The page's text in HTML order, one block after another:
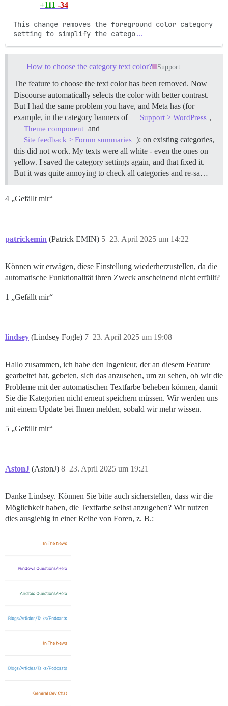
+111 -34
This change removes the foreground color category
setting to simplify the catego …
How to choose the category text color? Support
The feature to choose the text color has been removed. Now
Discourse automatically selects the color with better contrast.
But I had the same problem you have, and Meta has (for
example, in the category banners of
Support > WordPress ,
Theme component and
Site feedback > Forum summaries ): on existing categories,
this did not work. My texts were all white - even the ones on
yellow. I saved the category settings again, and that fixed it.
But it was quite annoying to check all categories and re-sa…
4 „Gefällt mir“
patrickemin (Patrick EMIN) 23. April 2025 um 14:22
5
Können wir erwägen, diese Einstellung wiederherzustellen, da die
automatische Funktionalität ihren Zweck anscheinend nicht erfüllt?
1 „Gefällt mir“
lindsey (Lindsey Fogle) 23. April 2025 um 19:08
7
Hallo zusammen, ich habe den Ingenieur, der an diesem Feature
gearbeitet hat, gebeten, sich das anzusehen, um zu sehen, ob wir die
Probleme mit der automatischen Textfarbe beheben können, damit
Sie die Kategorien nicht erneut speichern müssen. Wir werden uns
mit einem Update bei Ihnen melden, sobald wir mehr wissen.
5 „Gefällt mir“
AstonJ (AstonJ) 23. April 2025 um 19:21
8
Danke Lindsey. Können Sie bitte auch sicherstellen, dass wir die
Möglichkeit haben, die Textfarbe selbst anzugeben? Wir nutzen
dies ausgiebig in einer Reihe von Foren, z. B.: